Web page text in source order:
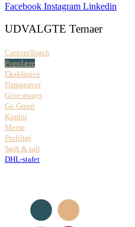
Facebook Instagram Linkedin
UDVALGTE Temaer
CustomTouch
Populære
Eksklusive
Firmagaver
Give-aways
Go Green
Kontor
Messe
Profiltøj
Sødt & salt
DHL-stafet